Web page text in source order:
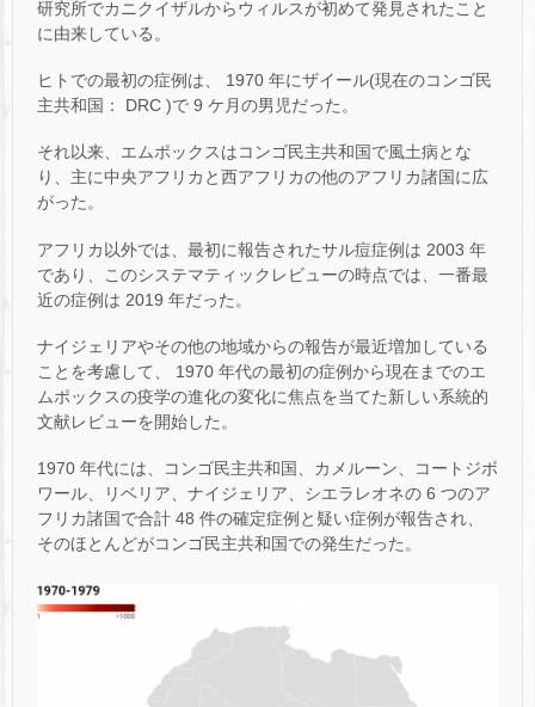
研究所でカニクイザルからウィルスが初めて発見されたこと
に由来している。
ヒトでの最初の症例は、 1970 年にザイール(現在のコンゴ民
主共和国： DRC )で 9 ケ月の男児だった。
それ以来、エムポックスはコンゴ民主共和国で風土病とな
り、主に中央アフリカと西アフリカの他のアフリカ諸国に広
がった。
アフリカ以外では、最初に報告されたサル痘症例は 2003 年
であり、このシステマティックレビューの時点では、一番最
近の症例は 2019 年だった。
ナイジェリアやその他の地域からの報告が最近増加している
ことを考慮して、 1970 年代の最初の症例から現在までのエ
ムポックスの疫学の進化の変化に焦点を当てた新しい系統的
文献レビューを開始した。
1970 年代には、コンゴ民主共和国、カメルーン、コートジボ
ワール、リベリア、ナイジェリア、シエラレオネの 6 つのア
フリカ諸国で合計 48 件の確定症例と疑い症例が報告され、
そのほとんどがコンゴ民主共和国での発生だった。